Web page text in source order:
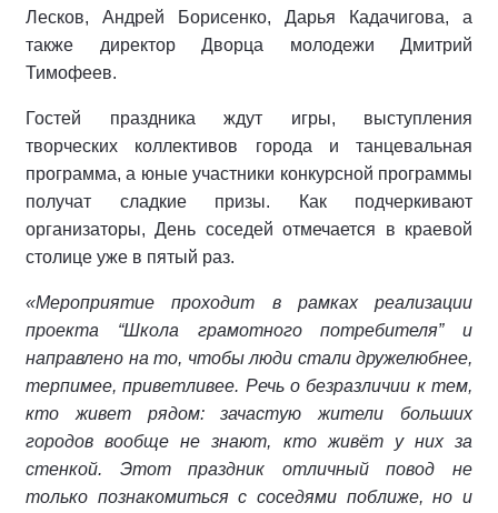
Лесков, Андрей Борисенко, Дарья Кадачигова, а
также директор Дворца молодежи Дмитрий
Тимофеев.
Гостей праздника ждут игры, выступления
творческих коллективов города и танцевальная
программа, а юные участники конкурсной программы
получат сладкие призы. Как подчеркивают
организаторы, День соседей отмечается в краевой
столице уже в пятый раз.
«Мероприятие проходит в рамках реализации
проекта “Школа грамотного потребителя” и
направлено на то, чтобы люди стали дружелюбнее,
терпимее, приветливее. Речь о безразличии к тем,
кто живет рядом: зачастую жители больших
городов вообще не знают, кто живёт у них за
стенкой. Этот праздник отличный повод не
только познакомиться с соседями поближе, но и